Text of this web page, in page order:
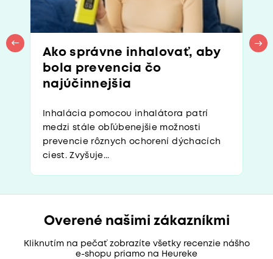
Ako správne inhalovať, aby
bola prevencia čo
najúčinnejšia
Inhalácia pomocou inhalátora patrí
medzi stále obľúbenejšie možnosti
prevencie rôznych ochorení dýchacích
ciest. Zvyšuje...
Overené našimi zákazníkmi
Kliknutím na pečať zobrazíte všetky recenzie nášho
e-shopu priamo na Heureke